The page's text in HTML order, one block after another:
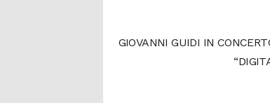
GIOVANNI GUIDI IN